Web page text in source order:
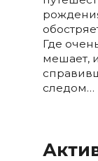
Где
мешает,
следом…